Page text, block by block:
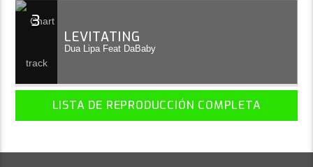
3
LEVITATING
Dua Lipa Feat DaBaby
LISTA DE REPRODUCCIÓN COMPLETA